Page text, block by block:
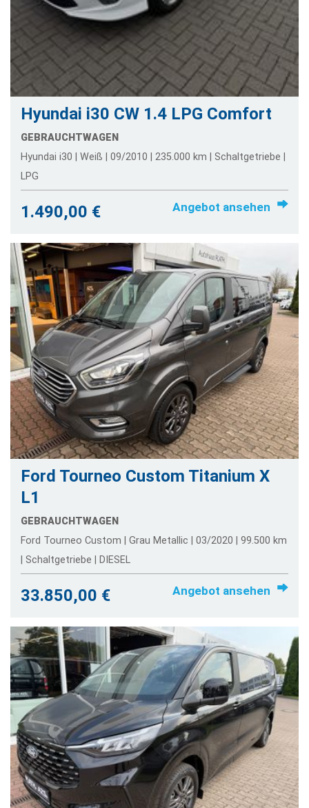
Hyundai i30 CW 1.4 LPG Comfort
GEBRAUCHTWAGEN
Hyundai i30 | Weiß | 09/2010 | 235.000 km | Schaltgetriebe |
LPG
1.490,00 € Angebot ansehen
Ford Tourneo Custom Titanium X
L1
GEBRAUCHTWAGEN
Ford Tourneo Custom | Grau Metallic | 03/2020 | 99.500 km
| Schaltgetriebe | DIESEL
33.850,00 € Angebot ansehen